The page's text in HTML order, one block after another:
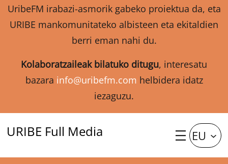
UribeFM irabazi-asmorik gabeko proiektua da, eta
URIBE mankomunitateko albisteen eta ekitaldien
berri eman nahi du.
Kolaboratzaileak bilatuko ditugu, interesatu
bazara info@uribefm.com helbidera idatz
iezaguzu.
URIBE Full Media EU